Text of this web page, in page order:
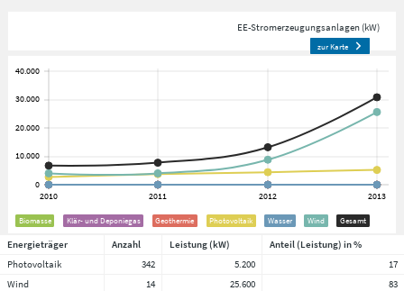
EE-Stromerzeugungsanlagen (kW)
zur Karte
Biomasse Klär- und Deponiegas Geothermie Photovoltaik Wasser Wind Gesamt
Energieträger Anzahl Leistung (kW)
Anteil (Leistung) in %
Photovoltaik
342 5.200
17
Wind
14 25.600
83